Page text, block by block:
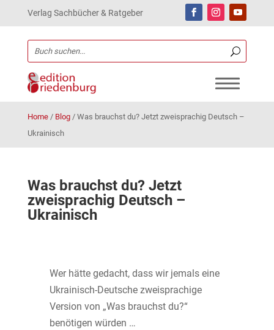
Verlag Sachbücher & Ratgeber
Home/ Blog/ Was brauchst du? Jetzt zweisprachig Deutsch –
Ukrainisch
Was brauchst du? Jetzt
zweisprachig Deutsch –
Ukrainisch
Wer hätte gedacht, dass wir jemals eine
Ukrainisch-Deutsche zweisprachige
Version von „Was brauchst du?“
benötigen würden …